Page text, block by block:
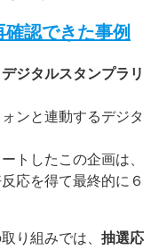
認できた事例
デジタルスタンプラリ
ンと連動するデジタ
トしたこの企画は、
応を得て最終的に６
り組みでは、 抽選応